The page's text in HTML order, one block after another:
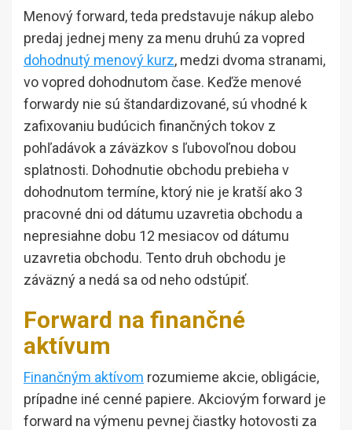
Menový forward, teda predstavuje nákup alebo
predaj jednej meny za menu druhú za vopred
dohodnutý menový kurz, medzi dvoma stranami,
vo vopred dohodnutom čase. Keďže menové
forwardy nie sú štandardizované, sú vhodné k
zafixovaniu budúcich finančných tokov z
pohľadávok a záväzkov s ľubovoľnou dobou
splatnosti. Dohodnutie obchodu prebieha v
dohodnutom termíne, ktorý nie je kratší ako 3
pracovné dni od dátumu uzavretia obchodu a
nepresiahne dobu 12 mesiacov od dátumu
uzavretia obchodu. Tento druh obchodu je
záväzný a nedá sa od neho odstúpiť.
Forward na finančné
aktívum
Finančným aktívom rozumieme akcie, obligácie,
prípadne iné cenné papiere. Akciovým forward je
forward na výmenu pevnej čiastky hotovosti za